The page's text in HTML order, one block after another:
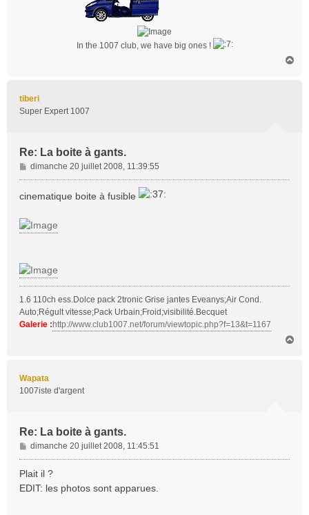
In the 1007 club, we have big ones !
tiberi
Super Expert 1007
Re: La boite à gants.
M
e
s
g
dimanche 20 juillet 2008, 11:39:55
cinematique boite à fusible
1.6 110ch ess.Dolce pack 2tronic Grise jantes Eveanys;Air Cond.
Auto;Régult vitesse;Pack Urbain;Froid;visibilité.Becquet
Galerie : http://www.club1007.net/forum/viewtopic.php?f=13&t=1167
Wapata
1007iste d'argent
Re: La boite à gants.
M
e
s
s
dimanche 20 juillet 2008, 11:45:51
Plait il ?
EDIT: les photos sont apparues.